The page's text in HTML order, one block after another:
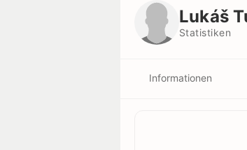
Lukáš
Statistiken
Informationen